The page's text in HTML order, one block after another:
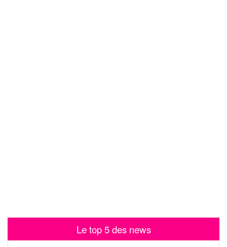
Le top 5 des news